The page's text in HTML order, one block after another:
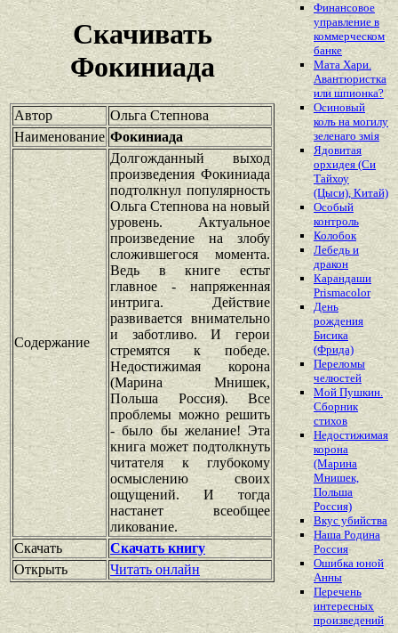
Скачивать
Фокиниада
Автор
Ольга Степнова
Наименование Фокиниада
Содержание
Долгожданный выход
произведения Фокиниада
подтолкнул популярность
Ольга Степнова на новый
уровень. Актуальное
произведение на злобу
сложившегося момента.
Ведь в книге естьт
главное - напряженная
интрига. Действие
развивается внимательно
и заботливо. И герои
стремятся к победе.
Недостижимая корона
(Марина Мнишек,
Польша Россия). Все
проблемы можно решить
- было бы желание! Эта
книга может подтолкнуть
читателя к глубокому
осмыслению своих
ощущений. И тогда
настанет всеобщее
ликование.
Скачать
Скачать книгу
Открыть
Читать онлайн
Финансовое
управление в
коммерческом
банке
Мата Хари.
Авантюристка
или шпионка?
Осиновый
колъ на могилу
зеленаго змiя
Ядовитая
орхидея (Си
Тайхоу
(Цыси), Китай)
Особый
контроль
Колобок
Лебедь и
дракон
Карандаши
Prismacolor
День
рождения
Бисика
(Фрида)
Переломы
челюстей
Мой Пушкин.
Сборник
стихов
Недостижимая
корона
(Марина
Мнишек,
Польша
Россия)
Вкус убийства
Наша Родина
Россия
Ошибка юной
Анны
Перечень
интересных
произведений